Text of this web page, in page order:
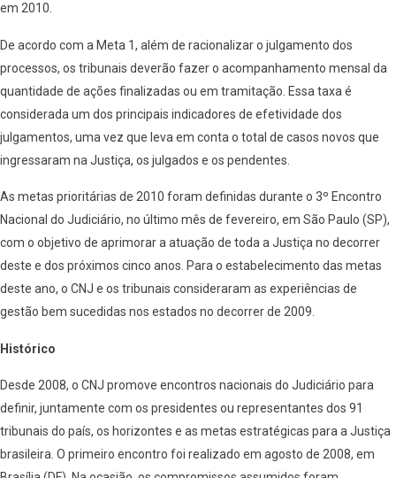
em 2010.
De acordo com a Meta 1, além de racionalizar o julgamento dos
processos, os tribunais deverão fazer o acompanhamento mensal da
quantidade de ações finalizadas ou em tramitação. Essa taxa é
considerada um dos principais indicadores de efetividade dos
julgamentos, uma vez que leva em conta o total de casos novos que
ingressaram na Justiça, os julgados e os pendentes.
As metas prioritárias de 2010 foram definidas durante o 3º Encontro
Nacional do Judiciário, no último mês de fevereiro, em São Paulo (SP),
com o objetivo de aprimorar a atuação de toda a Justiça no decorrer
deste e dos próximos cinco anos. Para o estabelecimento das metas
deste ano, o CNJ e os tribunais consideraram as experiências de
gestão bem sucedidas nos estados no decorrer de 2009.
Histórico
Desde 2008, o CNJ promove encontros nacionais do Judiciário para
definir, juntamente com os presidentes ou representantes dos 91
tribunais do país, os horizontes e as metas estratégicas para a Justiça
brasileira. O primeiro encontro foi realizado em agosto de 2008, em